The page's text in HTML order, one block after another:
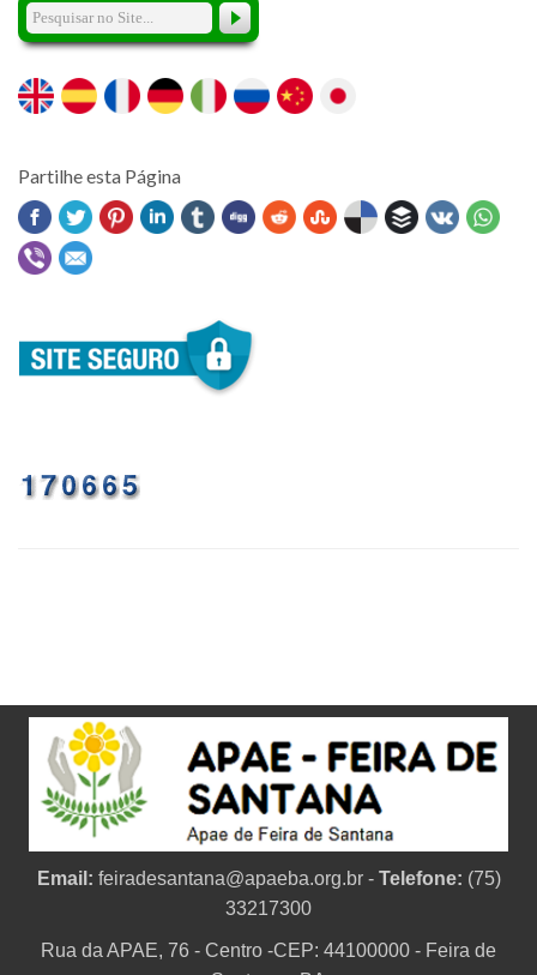
Partilhe esta Página
Email: feiradesantana@apaeba.org.br- Telefone: (75)
33217300
Rua da APAE, 76 - Centro -CEP: 44100000 - Feira de